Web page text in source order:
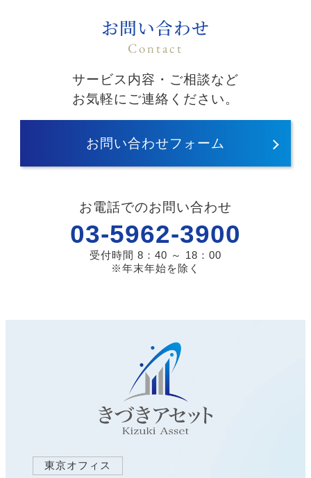
お問い合わせ
Contact
サービス内容・ご相談など
お気軽にご連絡ください。
お問い合わせフォーム
お電話でのお問い合わせ
03-5962-3900
受付時間 8：40 ～ 18：00
※年末年始を除く
東京オフィス